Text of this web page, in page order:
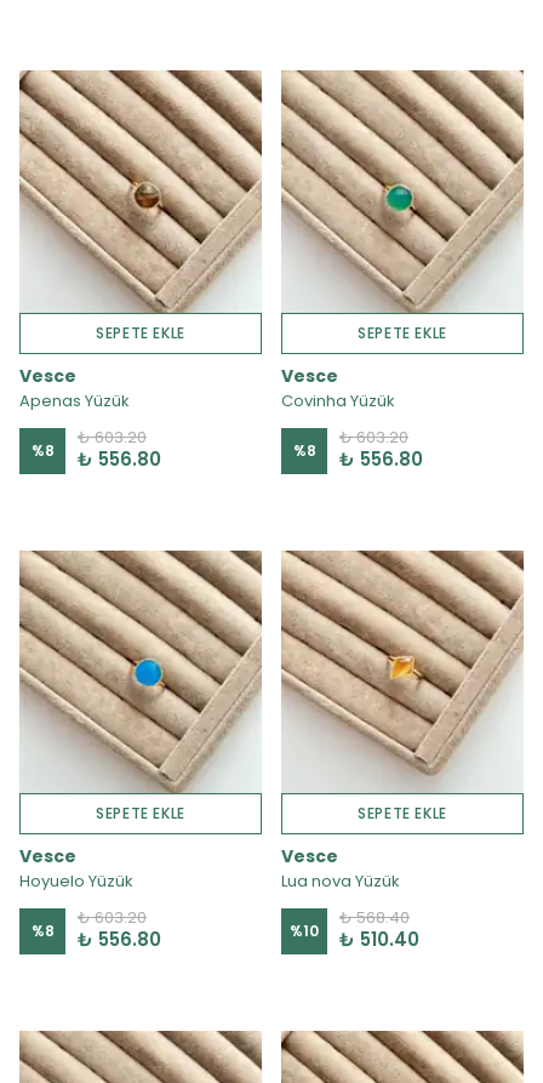
SEPETE EKLE
Vesce
Apenas Yüzük
%8
₺ 603.20
₺ 556.80
SEPETE EKLE
Vesce
Covinha Yüzük
%8
₺ 603.20
₺ 556.80
SEPETE EKLE
Vesce
Hoyuelo Yüzük
%8
₺ 603.20
₺ 556.80
SEPETE EKLE
Vesce
Lua nova Yüzük
%10
₺ 568.40
₺ 510.40